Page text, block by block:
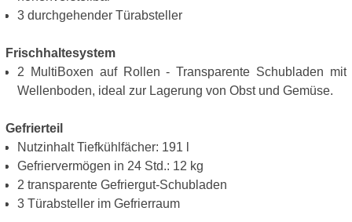
3 durchgehender Türabsteller
Frischhaltesystem
2 MultiBoxen auf Rollen - Transparente Schubladen mit
Wellenboden, ideal zur Lagerung von Obst und Gemüse.
Gefrierteil
Nutzinhalt Tiefkühlfächer: 191 l
Gefriervermögen in 24 Std.: 12 kg
2 transparente Gefriergut-Schubladen
3 Türabsteller im Gefrierraum